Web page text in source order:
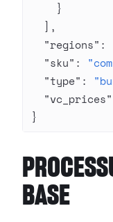
    }
  ],
  "regions"
:
  "sku"
:
  "type"
:
  "vc_prices"
}
BASE